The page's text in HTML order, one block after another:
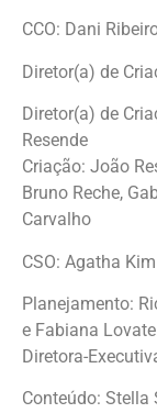
CCO: Dani
Diretor(a) de
Diretor(a) de
Resende
Criação: João
Bruno Reche,
Carvalho
CSO: Agatha Kim
Planejamento:
e Fabiana
Diretora-
Conteúdo: Stella